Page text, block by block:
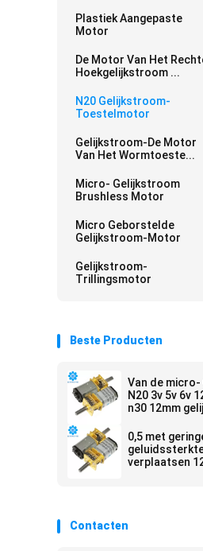
Plastiek Aangepaste
Motor
De Motor Van Het
Hoekgelijkstroom ...
N20 Gelijkstroom-
Toestelmotor
Gelijkstroom-De Motor
Van Het Wormtoeste...
Micro- Gelijkstroom
Brushless Motor
Micro Geborstelde
Gelijkstroom-Motor
Gelijkstroom-
Trillingsmotor
Beste Producten
Van de micro-
N20 3v 5v 6v
n30 12mm
0,5 met
verplaatsen
Contacten